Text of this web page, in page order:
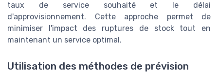
taux de service souhaité et le délai
d'approvisionnement. Cette approche permet de
minimiser l'impact des ruptures de stock tout en
maintenant un service optimal.
Utilisation des méthodes de prévision